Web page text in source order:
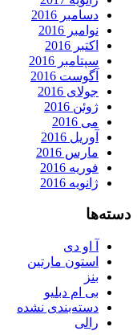
دسامبر 2016
نوامبر 2016
اکتبر 2016
سپتامبر 2016
آگوست 2016
جولای 2016
ژوئن 2016
می 2016
آوریل 2016
مارس 2016
فوریه 2016
ژانویه 2016
دسته‌ها
آ او دی
استون مارتین
بنز
بی ام دبلیو
دسته‌بندی نشده
رالی